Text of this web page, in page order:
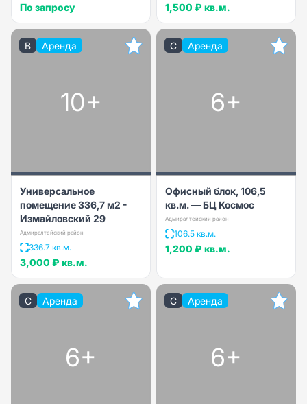
По запросу 1,500 ₽ кв.м.
B Аренда
10+
Универсальное
помещение 336,7 м2 -
Измайловский 29
Адмиралтейский район
336.7 кв.м.
3,000 ₽ кв.м.
C Аренда
6+
Офисный блок, 106,5
кв.м. — БЦ Космос
Адмиралтейский район
106.5 кв.м.
1,200 ₽ кв.м.
C Аренда
6+
C Аренда
6+